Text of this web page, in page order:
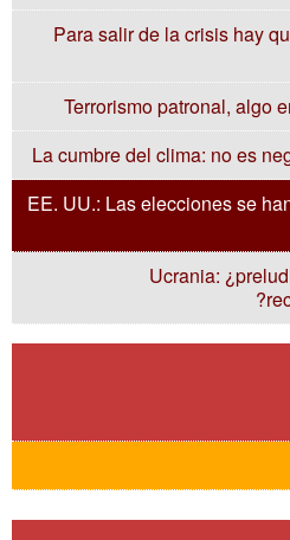
Para salir de la crisis hay
Terrorismo patronal, algo
La cumbre del clima: no es
EE. UU.: Las elecciones se
Ucrania: